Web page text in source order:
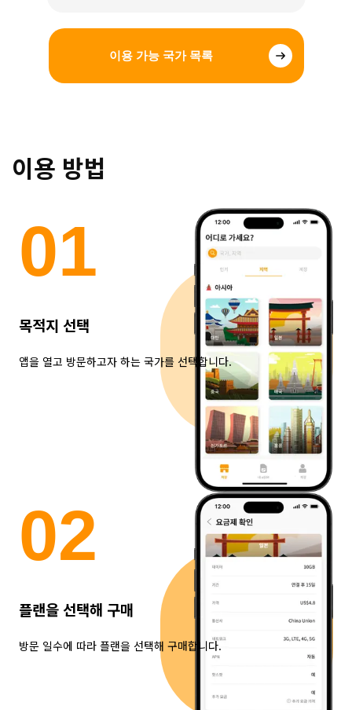
이용 가능 국가 목록
이용 방법
01
목적지 선택
앱을 열고 방문하고자 하는 국가를 선택합니다.
02
플랜을 선택해 구매
방문 일수에 따라 플랜을 선택해 구매합니다.